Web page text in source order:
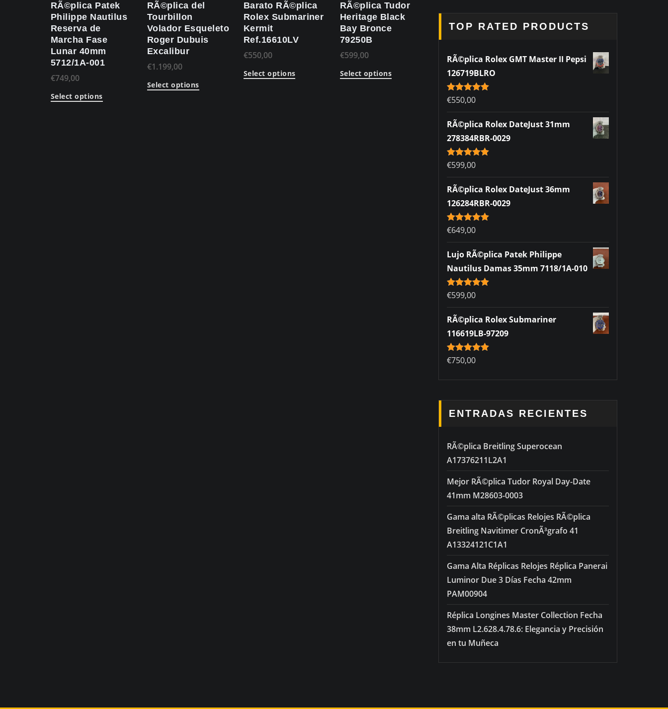
RÃ©plica Patek
Philippe Nautilus
Reserva de
Marcha Fase
Lunar 40mm
5712/1A-001
€749,00
Select options
RÃ©plica del
Tourbillon
Volador Esqueleto
Roger Dubuis
Excalibur
€1.199,00
Select options
Barato RÃ©plica
Rolex Submariner
Kermit
Ref.16610LV
€550,00
Select options
RÃ©plica Tudor
Heritage Black
Bay Bronce
79250B
€599,00
Select options
TOP RATED PRODUCTS
RÃ©plica Rolex GMT Master II Pepsi
126719BLRO
Rated5.00
out of 5
€550,00
RÃ©plica Rolex DateJust 31mm
278384RBR-0029
Rated5.00
out of 5
€599,00
RÃ©plica Rolex DateJust 36mm
126284RBR-0029
Rated5.00
out of 5
€649,00
Lujo RÃ©plica Patek Philippe
Nautilus Damas 35mm 7118/1A-010
Rated5.00
out of 5
€599,00
RÃ©plica Rolex Submariner
116619LB-97209
Rated5.00
out of 5
€750,00
ENTRADAS RECIENTES
RÃ©plica Breitling Superocean
A17376211L2A1
Mejor RÃ©plica Tudor Royal Day-Date
41mm M28603-0003
Gama alta RÃ©plicas Relojes RÃ©plica
Breitling Navitimer CronÃ³grafo 41
A13324121C1A1
Gama Alta Réplicas Relojes Réplica Panerai
Luminor Due 3 Días Fecha 42mm
PAM00904
Réplica Longines Master Collection Fecha
38mm L2.628.4.78.6: Elegancia y Precisión
en tu Muñeca